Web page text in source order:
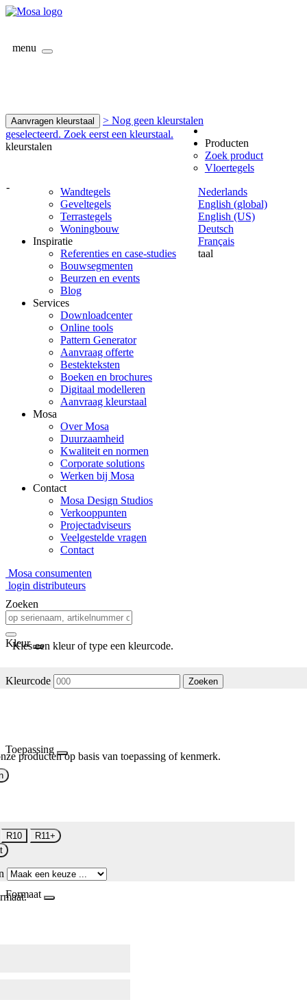
menu
Aanvragen kleurstaal
> Nog geen kleurstalen
geselecteerd. Zoek eerst een kleurstaal.
kleurstalen
-
Nederlands
English (global)
English (US)
Deutsch
Français
taal
Producten
Zoek product
Vloertegels
Wandtegels
Geveltegels
Terrastegels
Woningbouw
Inspiratie
Referenties en case-studies
Bouwsegmenten
Beurzen en events
Blog
Services
Downloadcenter
Online tools
Pattern Generator
Aanvraag offerte
Bestekteksten
Boeken en brochures
Digitaal modelleren
Aanvraag kleurstaal
Mosa
Over Mosa
Duurzaamheid
Kwaliteit en normen
Corporate solutions
Werken bij Mosa
Contact
Mosa Design Studios
Verkooppunten
Projectadviseurs
Veelgestelde vragen
Contact
Mosa consumenten
login distributeurs
Zoeken
Kleur
Kies een kleur of type een kleurcode.
Kleurcode Zoeken
Toepassing
producten op basis van toepassing of kenmerk.
R10
R11+
Formaat